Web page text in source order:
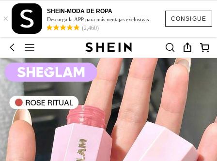
CONSIGUE
×
SHEIN-MODA DE ROPA
Descarga la APP para más ventajas exclusivas
(2,460)